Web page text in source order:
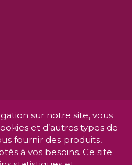
modération.
DE BOISSONS AUX
DE 18 ANS.
l'acheteur est exigée au
sur notre site, vous
et d’autres types de
fournir des produits,
à vos besoins. Ce site